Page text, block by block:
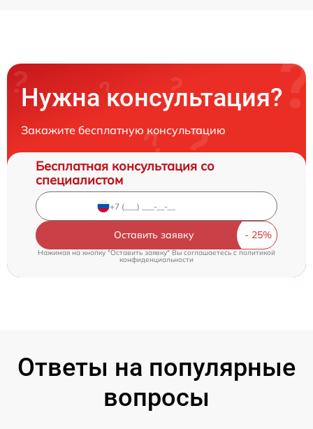
Нужна консультация?
Закажите бесплатную консультацию
Бесплатная консультация со
специалистом
Оставить заявку
Нажимая на кнопку "Оставить заявку" Вы соглашаетесь cполитикой
конфиденциальности
Ответы на популярные
вопросы